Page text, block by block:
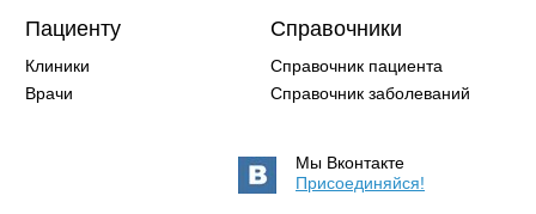
Пациенту
Клиники
Врачи
Справочники
Справочник пациента
Справочник заболеваний
Мы Вконтакте
Присоединяйся!